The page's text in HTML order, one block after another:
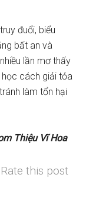
đuổi, biểu
bất an và
lần mơ thấy
cách giải tỏa
làm tổn hại
Thiệu Vĩ Hoa
Rate this post